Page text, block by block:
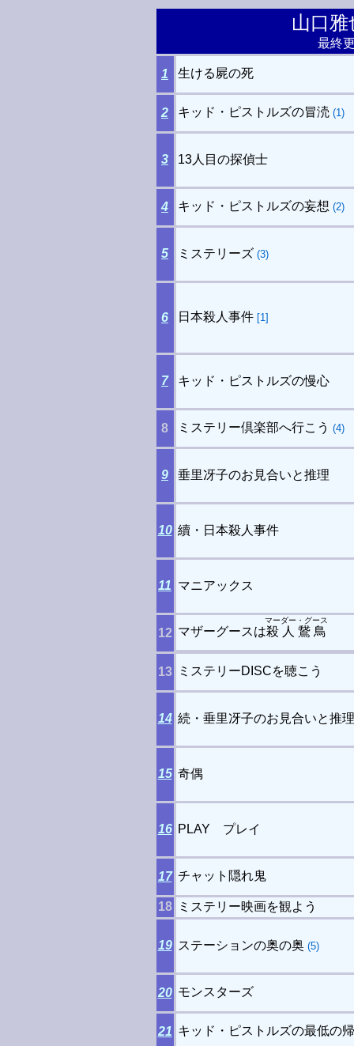
山口
最終
1 生ける屍の死
2 キッド・ピストルズの冒涜 (1)
3 13人目の探偵士
4 キッド・ピストルズの妄想 (2)
5 ミステリーズ (3)
6 日本殺人事件 [1]
7 キッド・ピストルズの慢心
8 ミステリー倶楽部へ行こう (4)
9 垂里冴子のお見合いと推理
10 續・日本殺人事件
11 マニアックス
12 マザーグースは殺人鵞鳥
マーダー・グース
13 ミステリーDISCを聴こう
14 続・垂里冴子のお見合いと推理
15 奇偶
16 PLAY プレイ
17 チャット隠れ鬼
18 ミステリー映画を観よう
19 ステーションの奥の奥 (5)
20 モンスターズ
21 キッド・ピストルズの最低の